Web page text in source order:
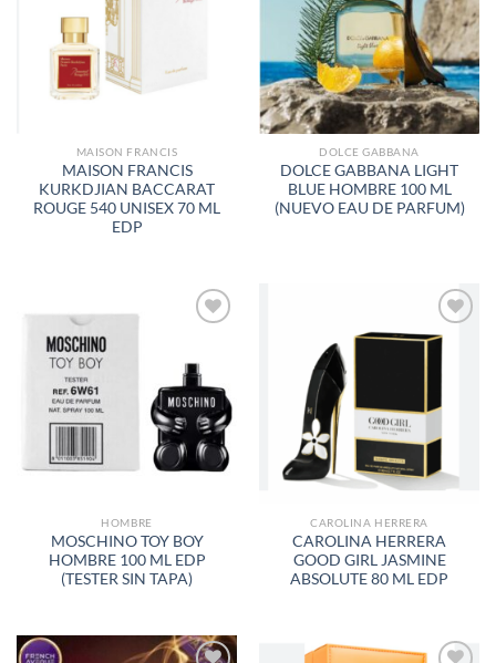
MAISON FRANCIS
MAISON FRANCIS
KURKDJIAN BACCARAT
ROUGE 540 UNISEX 70 ML
EDP
LISTA
DE
DESEOS
DOLCE GABBANA
DOLCE GABBANA LIGHT
BLUE HOMBRE 100 ML
(NUEVO EAU DE PARFUM)
A LA
LISTA
DE
DESEOS
HOMBRE
MOSCHINO TOY BOY
HOMBRE 100 ML EDP
(TESTER SIN TAPA)
AÑADIR
DESEOS
CAROLINA HERRERA
CAROLINA HERRERA
GOOD GIRL JASMINE
ABSOLUTE 80 ML EDP